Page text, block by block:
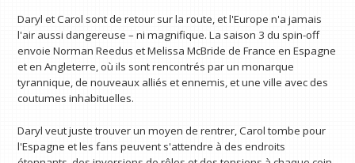
Daryl et Carol sont de retour sur la route, et l'Europe n'a jamais
l'air aussi dangereuse – ni magnifique. La saison 3 du spin-off
envoie Norman Reedus et Melissa McBride de France en Espagne
et en Angleterre, où ils sont rencontrés par un monarque
tyrannique, de nouveaux alliés et ennemis, et une ville avec des
coutumes inhabituelles.
Daryl veut juste trouver un moyen de rentrer, Carol tombe pour
l'Espagne et les fans peuvent s'attendre à des endroits